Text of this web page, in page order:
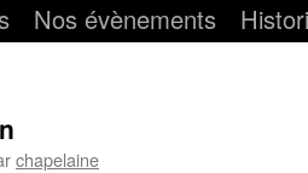
Nos évènements
chapelaine